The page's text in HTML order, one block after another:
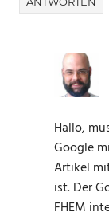
Hallo,
Google
Artikel
ist. Der
FHEM